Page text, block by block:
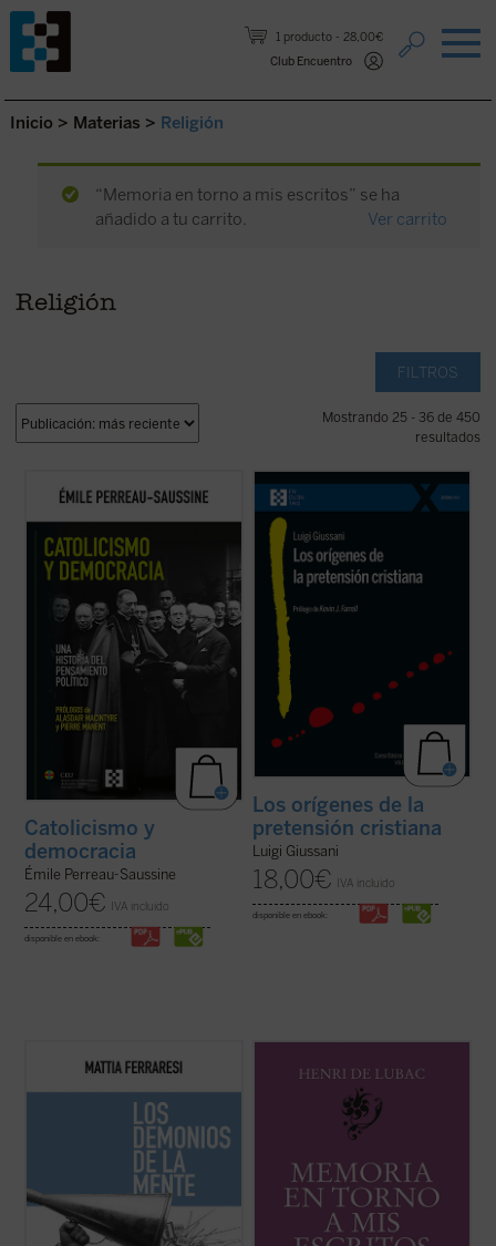
1 producto
28,00€
Club Encuentro
Saltar al contenido.
Inicio > Materias > Religión
“Memoria en torno a mis escritos” se ha
añadido a tu carrito.
Ver carrito
Religión
FILTROS
Mostrando 25 - 36 de 450
resultados
Catolicismo y democracia
evolución del pensamiento político católico
Iglesia respondió a la democracia liberal,
un sistema para el que no ... (ver ficha)
Catolicismo y
democracia
Émile Perreau-Saussine
24,00€ IVA incluido
disponible en ebook:
En este libro lúcido y provocador, Luigi
Giussani se adentra en la cuestión decisiva
del cristianismo: su pretensión única e
irreductible.Los orígenes de la pretensión
cristiana
no es un tratado teológico, sino
una propuesta ... (ver ficha)
Los orígenes de la
pretensión cristiana
Luigi Giussani
18,00€ IVA incluido
disponible en ebook:
sociales como fábricas de certezas
Kennedy o los hombres murciélago en la
Luna, Ferraresi nos enfrenta con humor y
lucidez al caos de un mundo en el que ya no
primeros veinte años yMemoria en torno a
. Ambas Memorias nos
permiten conocer la vida y la obra de Henri
de Lubac desde su nacimiento en 1896
hasta el final de su período militar ...